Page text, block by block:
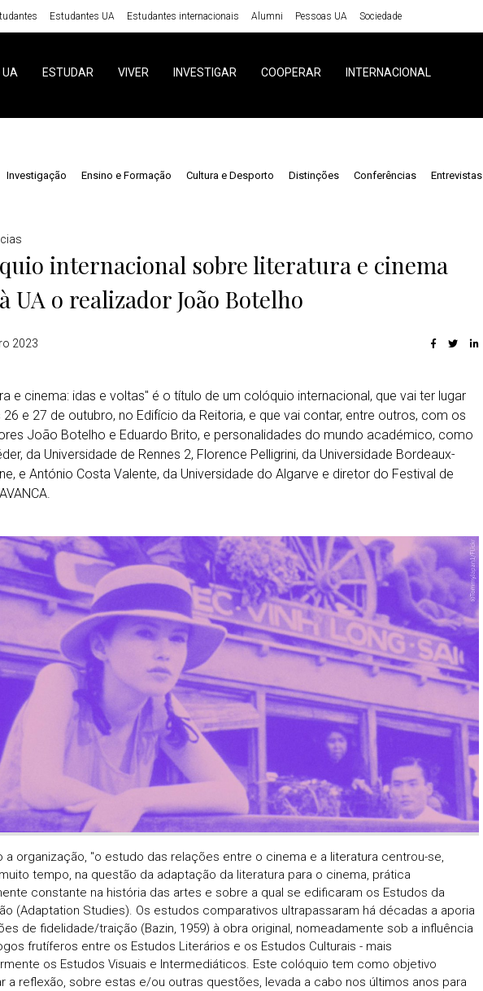
Estudantes UA Estudantes internacionais Alumni Pessoas UA Sociedade
UA ESTUDAR VIVER INVESTIGAR COOPERAR INTERNACIONAL
Investigação Ensino e Formação Cultura e Desporto Distinções Conferências Entrevistas
internacional sobre literatura e cinema
UA o realizador João Botelho
2023
e cinema: idas e voltas" é o título de um colóquio internacional, que vai ter lugar
26 e 27 de outubro, no Edifício da Reitoria, e que vai contar, entre outros, com os
João Botelho e Eduardo Brito, e personalidades do mundo académico, como
da Universidade de Rennes 2, Florence Pelligrini, da Universidade Bordeaux-
e António Costa Valente, da Universidade do Algarve e diretor do Festival de
a organização, "o estudo das relações entre o cinema e a literatura centrou-se,
tempo, na questão da adaptação da literatura para o cinema, prática
constante na história das artes e sobre a qual se edificaram os Estudos da
(Adaptation Studies). Os estudos comparativos ultrapassaram há décadas a aporia
de fidelidade/traição (Bazin, 1959) à obra original, nomeadamente sob a influência
frutíferos entre os Estudos Literários e os Estudos Culturais - mais
os Estudos Visuais e Intermediáticos. Este colóquio tem como objetivo
a reflexão, sobre estas e/ou outras questões, levada a cabo nos últimos anos para